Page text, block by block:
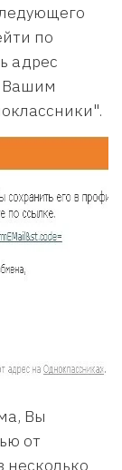
по
адрес
Вашим
Вы
от
несколько